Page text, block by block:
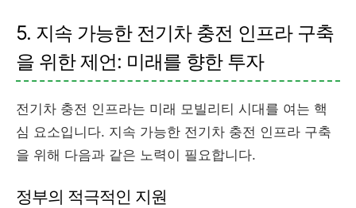
5. 지속 가능한 전기차 충전 인프라 구축
을 위한 제언: 미래를 향한 투자
전기차 충전 인프라는 미래 모빌리티 시대를 여는 핵
심 요소입니다. 지속 가능한 전기차 충전 인프라 구축
을 위해 다음과 같은 노력이 필요합니다.
정부의 적극적인 지원